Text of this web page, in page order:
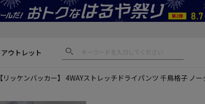
アウトレット
【リッケンバッカー】 4WAYストレッチドライパンツ 千鳥格子 ノ